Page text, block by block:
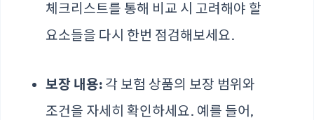
체크리스트를 통해 비교 시 고려해야 할
요소들을 다시 한번 점검해보세요.
보장 내용: 각 보험 상품의 보장 범위와
조건을 자세히 확인하세요. 예를 들어,